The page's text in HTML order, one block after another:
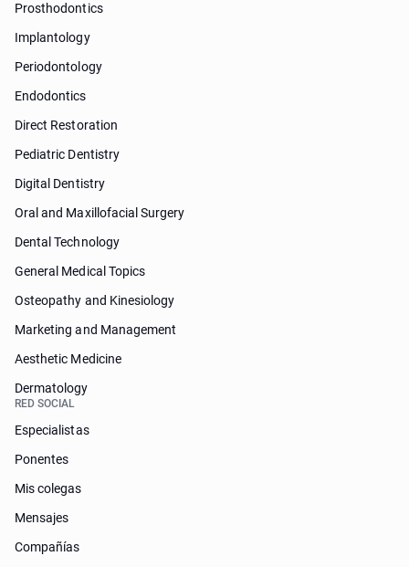
Prosthodontics
Implantology
Periodontology
Endodontics
Direct Restoration
Pediatric Dentistry
Digital Dentistry
Oral and Maxillofacial Surgery
Dental Technology
General Medical Topics
Osteopathy and Kinesiology
Marketing and Management
Aesthetic Medicine
Dermatology
RED SOCIAL
Especialistas
Ponentes
Mis colegas
Mensajes
Compañías